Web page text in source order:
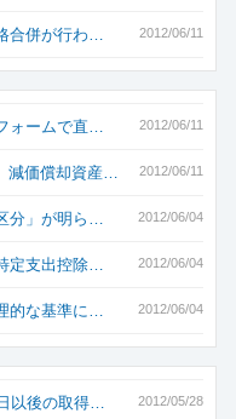
2012/06/11
合併が行わ…
2012/06/11
ォームで直…
2012/06/11
減価償却資産…
2012/06/04
分」が明ら…
2012/06/04
定支出控除…
2012/06/04
的な基準に…
2012/05/28
以後の取得…